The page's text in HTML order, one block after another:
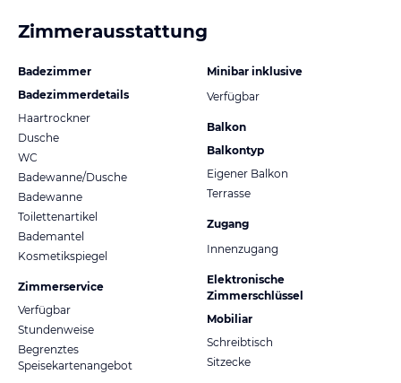
Zimmerausstattung
Badezimmer
Badezimmerdetails
Haartrockner
Dusche
WC
Badewanne/Dusche
Badewanne
Toilettenartikel
Bademantel
Kosmetikspiegel
Zimmerservice
Verfügbar
Stundenweise
Begrenztes
Speisekartenangebot
Minibar inklusive
Verfügbar
Balkon
Balkontyp
Eigener Balkon
Terrasse
Zugang
Innenzugang
Elektronische
Zimmerschlüssel
Mobiliar
Schreibtisch
Sitzecke